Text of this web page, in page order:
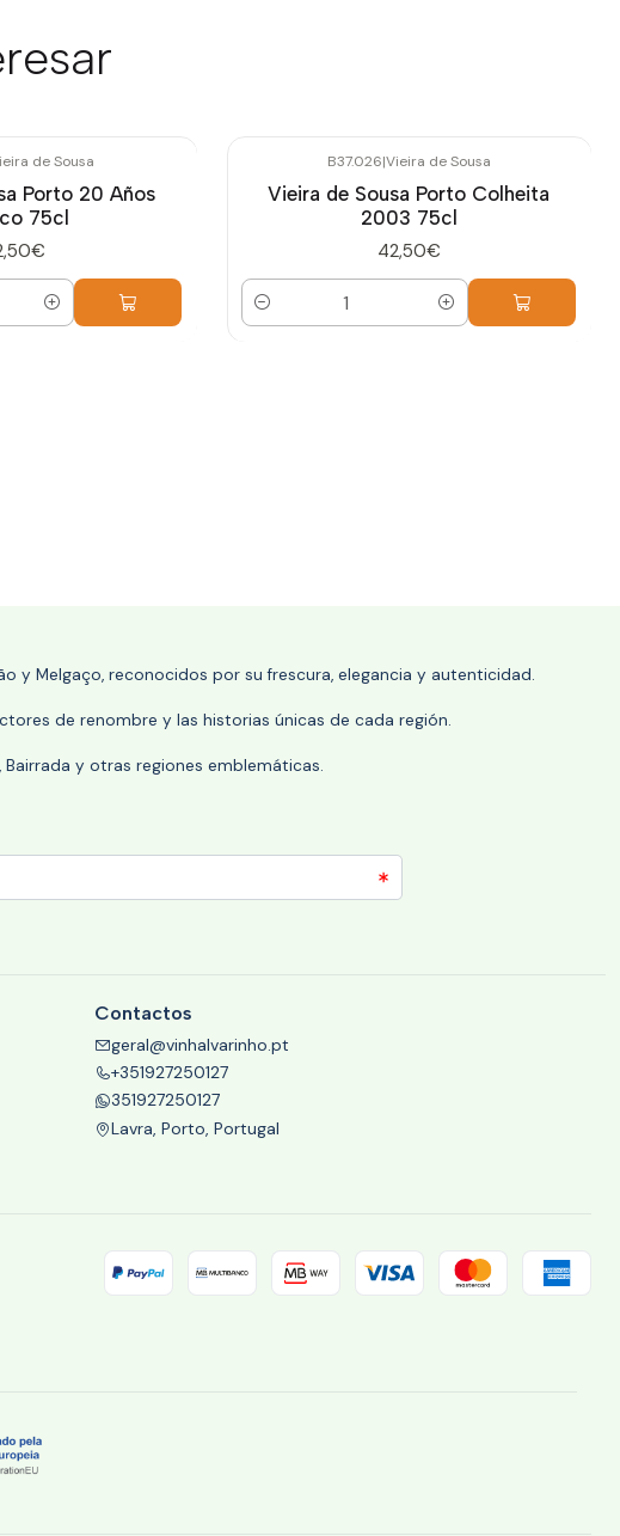
de Sousa
Porto 20 Años
75cl
B37.026|Vieira de Sousa
Vieira de Sousa Porto Colheita
2003 75cl
42,50€
Cantidad
y Melgaço, reconocidos por su frescura, elegancia y autenticidad.
de renombre y las historias únicas de cada región.
y otras regiones emblemáticas.
Contactos
geral@vinhalvarinho.pt
+351927250127
351927250127
Lavra, Porto, Portugal